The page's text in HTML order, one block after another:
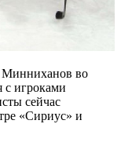
Минниханов во
с игроками
сейчас
«Сириус» и